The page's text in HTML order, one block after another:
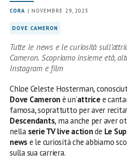
CORA | NOVEMBRE 29, 2023
DOVE CAMERON
Tutte le news e le curiosità
Cameron. Scopriamo insieme età,
Instagram e film
Chloe Celeste Hosterman,
Dove Cameronè un’attricee
famosa, soprattutto per aver
Descendants, ma anche per aver
nella serie TV live actionde Le
news e le curiosità che abbiamo
sulla sua carriera.